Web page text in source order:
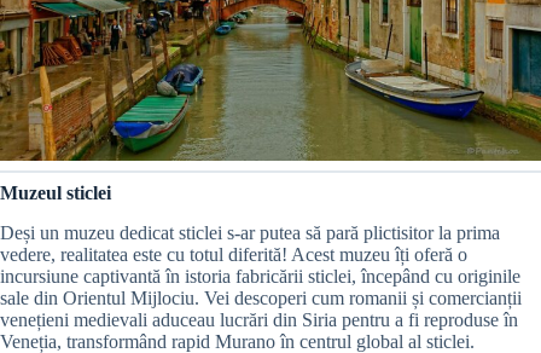
Muzeul sticlei
Deși un muzeu dedicat sticlei s-ar putea să pară plictisitor la prima
vedere, realitatea este cu totul diferită! Acest muzeu îți oferă o
incursiune captivantă în istoria fabricării sticlei, începând cu originile
sale din Orientul Mijlociu. Vei descoperi cum romanii și comercianții
venețieni medievali aduceau lucrări din Siria pentru a fi reproduse în
Veneția, transformând rapid Murano în centrul global al sticlei.